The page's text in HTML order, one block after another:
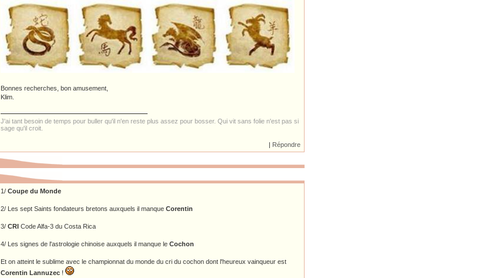
Bonnes recherches, bon amusement,
Klim.
J'ai tant besoin de temps pour buller qu'il n'en reste plus assez pour bosser. Qui vit sans folie n'est pas si
sage qu'il croit.
| Répondre
1/ Coupe du Monde
2/ Les sept Saints fondateurs bretons auxquels il manque Corentin
3/ CRI Code Alfa-3 du Costa Rica
4/ Les signes de l'astrologie chinoise auxquels il manque le Cochon
Et on atteint le sublime avec le championnat du monde du cri du cochon dont l'heureux vainqueur est
Corentin Lannuzec !